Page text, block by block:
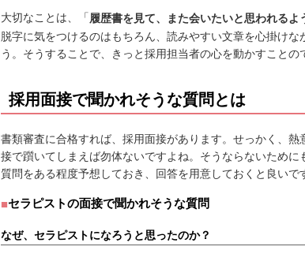
大切なことは、「履歴書を見て、また会いたいと思われるよ
脱字に気をつけるのはもちろん、読みやすい文章を心掛け
う。そうすることで、きっと採用担当者の心を動かすことの
採用面接で聞かれそうな質問とは
書類審査に合格すれば、採用面接があります。せっかく、
接で躓いてしまえば勿体ないですよね。そうならないため
質問をある程度予想しておき、回答を用意しておくと良いで
セラピストの面接で聞かれそうな質問
なぜ、セラピストになろうと思ったのか？